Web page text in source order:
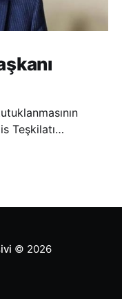
Teşkilatı
© 2026